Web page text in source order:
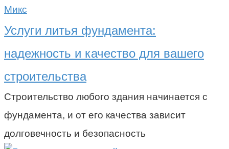
Микс
Услуги литья фундамента:
надежность и качество для вашего
строительства
Строительство любого здания начинается с
фундамента, и от его качества зависит
долговечность и безопасность